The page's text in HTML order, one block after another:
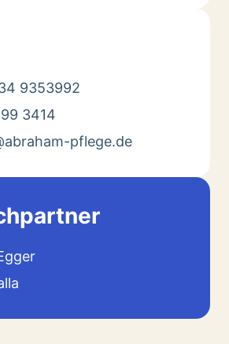
9353992
3414
pflege.de